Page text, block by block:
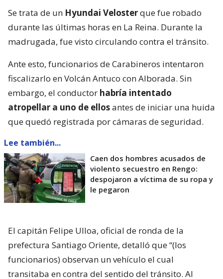
Se trata de un Hyundai Velosterque fue robado
durante las últimas horas en La Reina. Durante la
madrugada, fue visto circulando contra el tránsito.
Ante esto, funcionarios de Carabineros intentaron
fiscalizarlo en Volcán Antuco con Alborada. Sin
embargo, el conductor habría intentado
atropellar a uno de ellosantes de iniciar una huida
que quedó registrada por cámaras de seguridad.
Lee también...
Caen dos hombres acusados de
violento secuestro en Rengo:
despojaron a víctima de su ropa y
le pegaron
El capitán Felipe Ulloa, oficial de ronda de la
prefectura Santiago Oriente, detalló que “(los
funcionarios) observan un vehículo el cual
transitaba en contra del sentido del tránsito. Al